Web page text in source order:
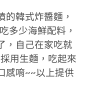
的韓式炸醬麵，
多少海鮮配料，
，自己在家吃就
用生麵，吃起來
感唷~~以上提供